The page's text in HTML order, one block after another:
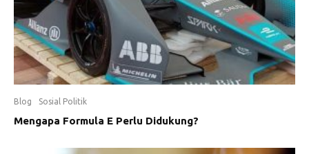
Blog Sosial Politik
Mengapa Formula E Perlu Didukung?